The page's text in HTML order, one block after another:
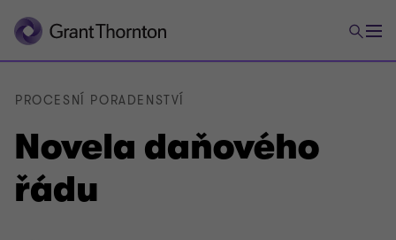
Novela daňového
řádu
PROCESNÍ PORADENSTVÍ